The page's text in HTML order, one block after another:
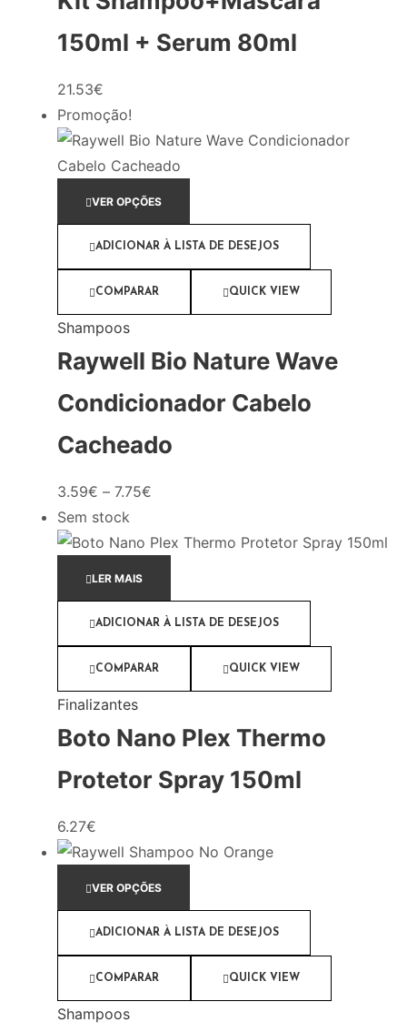
150ml + Serum 80ml
21.53€
Promoção!
VER OPÇÕES
ADICIONAR À LISTA DE DESEJOS
COMPARAR QUICK VIEW
Shampoos
Raywell Bio Nature Wave
Condicionador Cabelo
Cacheado
3.59€ – 7.75€
Sem stock
LER MAIS
ADICIONAR À LISTA DE DESEJOS
COMPARAR QUICK VIEW
Finalizantes
Boto Nano Plex Thermo
Protetor Spray 150ml
6.27€
VER OPÇÕES
ADICIONAR À LISTA DE DESEJOS
COMPARAR QUICK VIEW
Shampoos